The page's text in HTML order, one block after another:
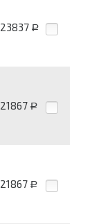
23837 Р
21867 Р
21867 Р